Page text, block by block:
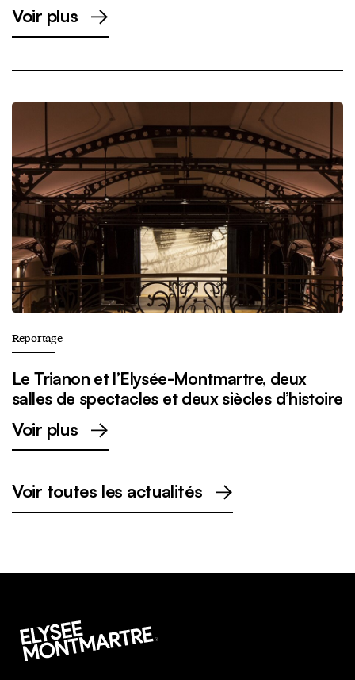
Voir plus
Reportage
Le Trianon et l’Elysée-Montmartre, deux
salles de spectacles et deux siècles d’histoire
Voir plus
Voir toutes les actualités